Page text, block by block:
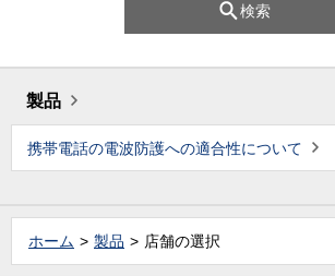
検索
製品
携帯電話の電波防護への適合性について
ホーム 製品 店舗の選択